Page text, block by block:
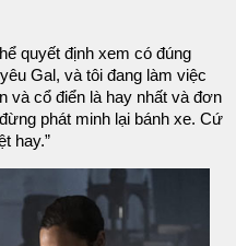
quyết định xem có đúng
Gal, và tôi đang làm việc
và cổ điển là hay nhất và đơn
phát minh lại bánh xe. Cứ
hay.”